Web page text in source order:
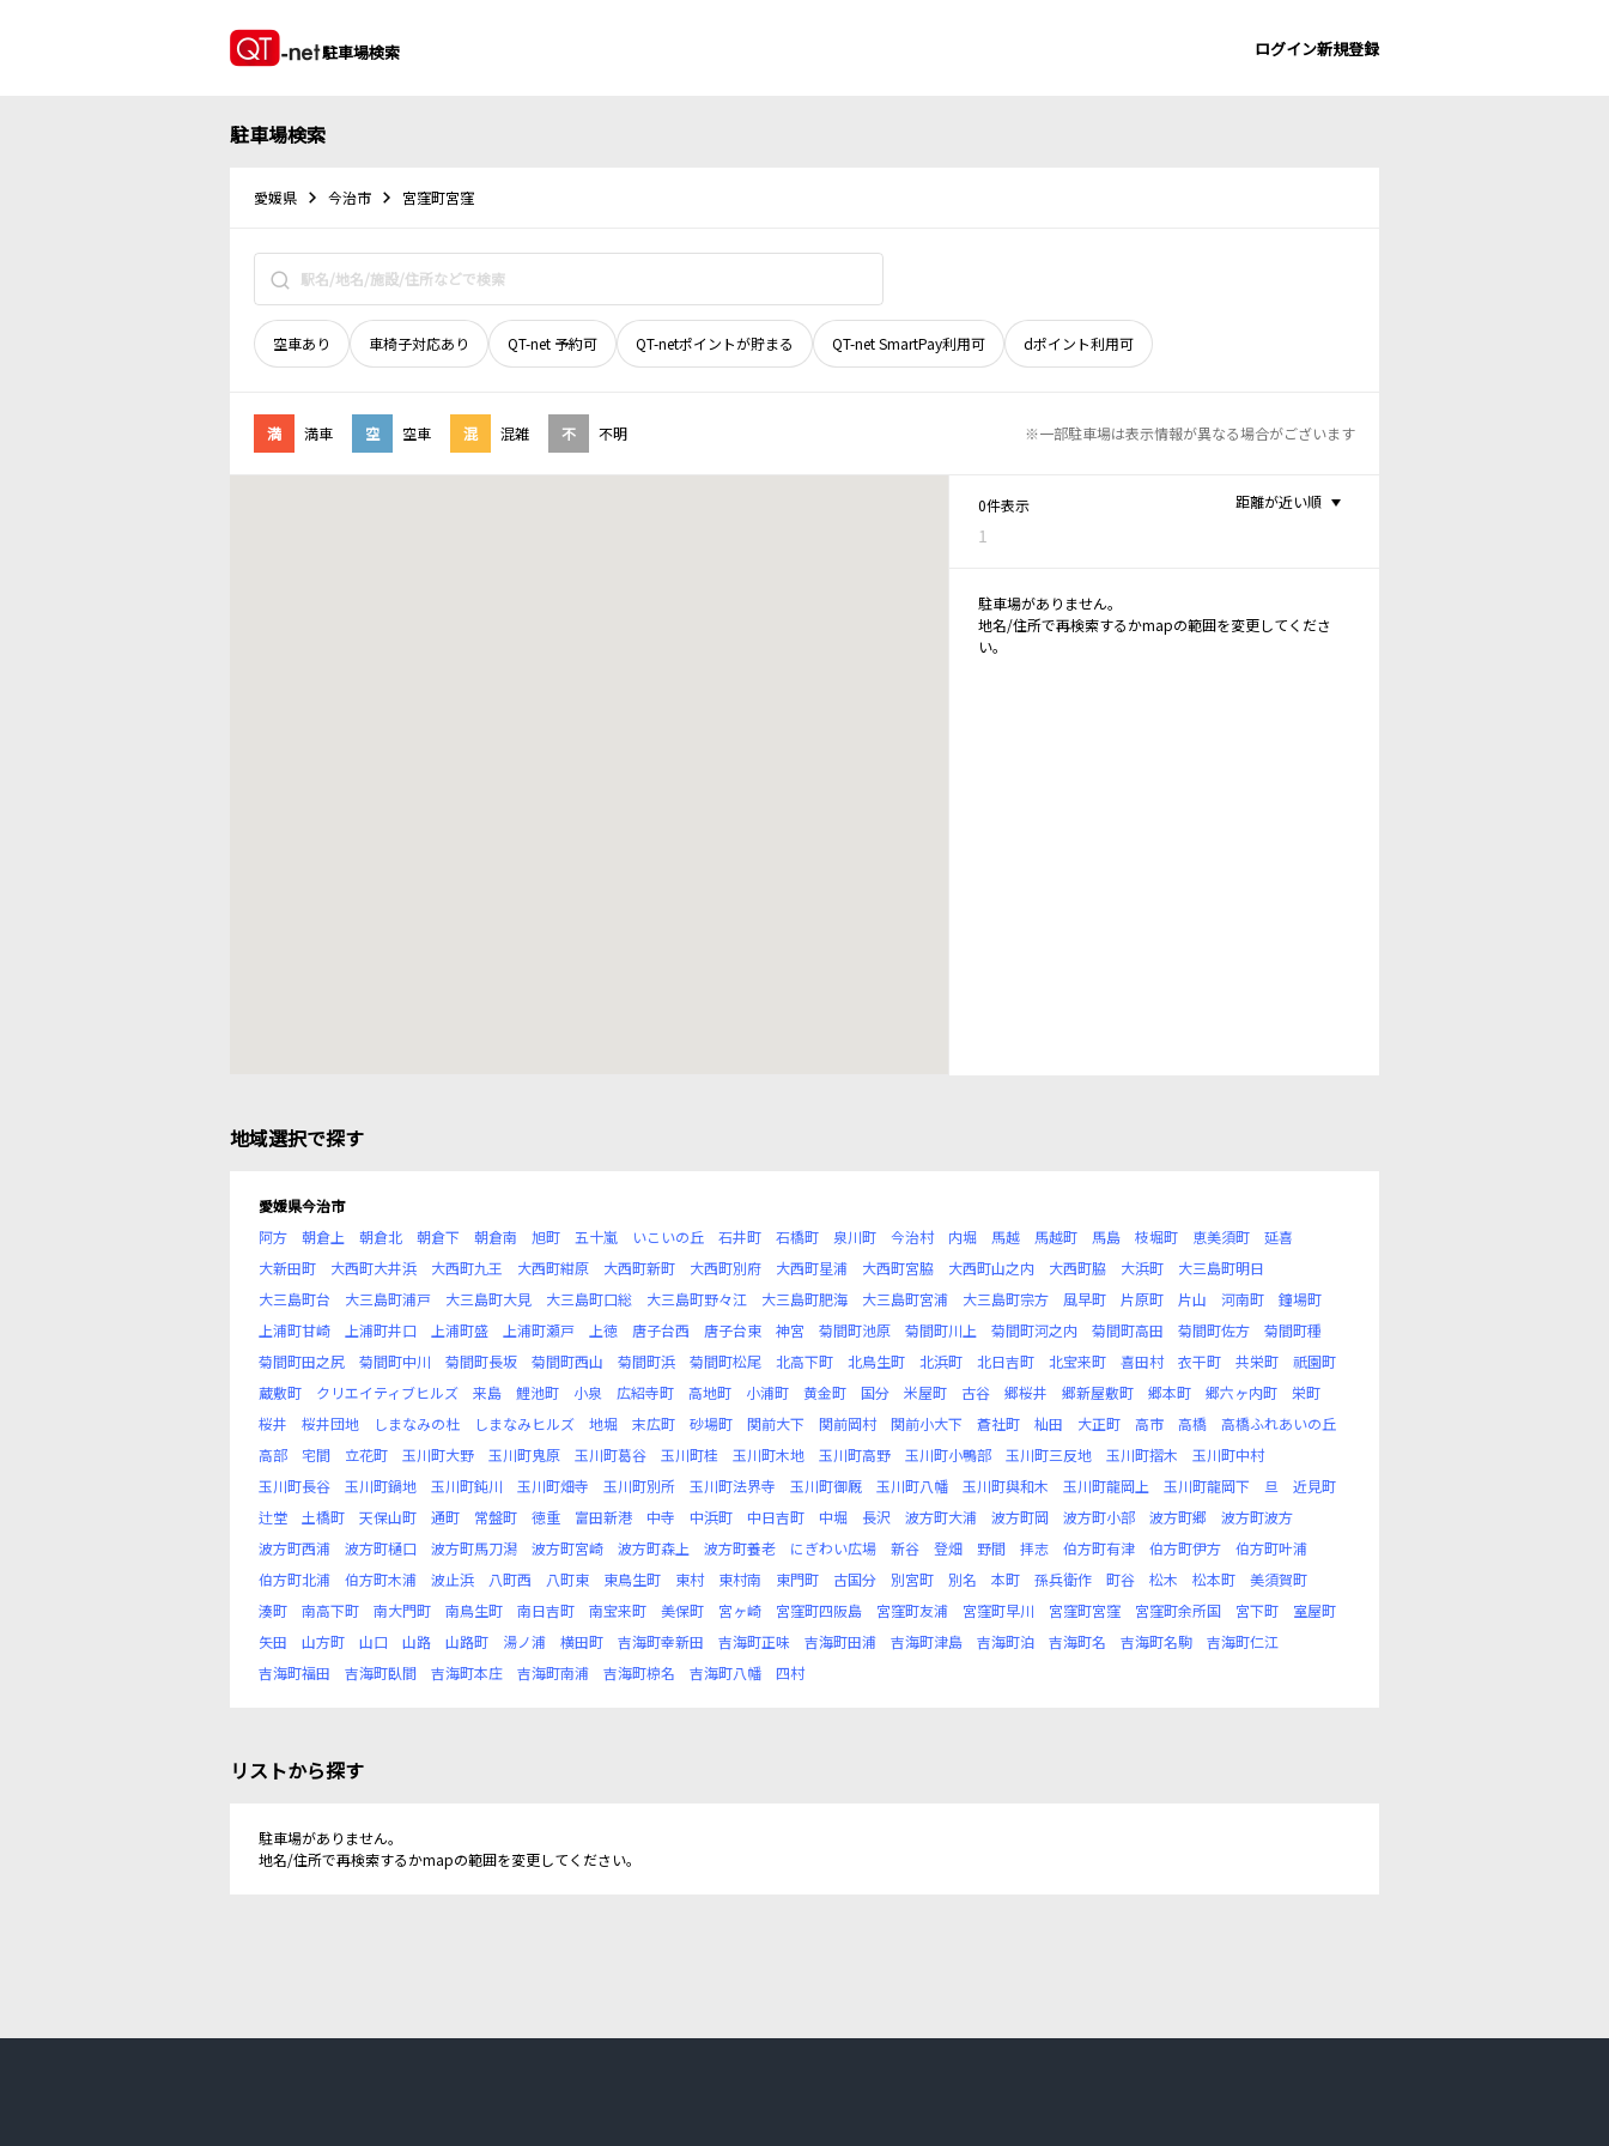
駐車場検索 ログイン新規登録
駐車場検索
愛媛県 今治市 宮窪町宮窪
空車あり 車椅子対応あり QT-net 予約可 QT-netポイントが貯まる QT-net SmartPay利用可 dポイント利用可
満 満車 空 空車 混 混雑 不 不明 ※一部駐車場は表示情報が異なる場合がございます
0件表示
1
距離が近い順
駐車場がありません。
地名/住所で再検索するかmapの範囲を変更してくださ
い。
地域選択で探す
愛媛県今治市
阿方
朝倉上 朝倉北 朝倉下 朝倉南 旭町 五十嵐 いこいの丘 石井町 石橋町 泉川町 今治村 内堀 馬越 馬越町 馬島 枝堀町 恵美須町
延喜
大新田町
大西町大井浜 大西町九王 大西町紺原 大西町新町 大西町別府 大西町星浦 大西町宮脇 大西町山之内 大西町脇 大浜町
大三島町明日
大三島町台
大三島町浦戸 大三島町大見 大三島町口総 大三島町野々江 大三島町肥海 大三島町宮浦 大三島町宗方 風早町 片原町 片山 河南町
鐘場町
上浦町甘崎
上浦町井口 上浦町盛 上浦町瀬戸 上徳 唐子台西 唐子台東 神宮 菊間町池原 菊間町川上 菊間町河之内 菊間町高田 菊間町佐方
菊間町種
菊間町田之尻
菊間町中川 菊間町長坂 菊間町西山 菊間町浜 菊間町松尾 北高下町 北鳥生町 北浜町 北日吉町 北宝来町 喜田村 衣干町 共栄町
祇園町
蔵敷町
クリエイティブヒルズ 来島 鯉池町 小泉 広紹寺町 高地町 小浦町 黄金町 国分 米屋町 古谷 郷桜井 郷新屋敷町 郷本町 郷六ヶ内町
栄町
桜井
桜井団地 しまなみの杜 しまなみヒルズ 地堀 末広町 砂場町 関前大下 関前岡村 関前小大下 蒼社町 杣田 大正町 高市 高橋
高橋ふれあいの丘
高部
宅間 立花町 玉川町大野 玉川町鬼原 玉川町葛谷 玉川町桂 玉川町木地 玉川町高野 玉川町小鴨部 玉川町三反地 玉川町摺木
玉川町中村
玉川町長谷
玉川町鍋地 玉川町鈍川 玉川町畑寺 玉川町別所 玉川町法界寺 玉川町御厩 玉川町八幡 玉川町與和木 玉川町龍岡上 玉川町龍岡下 旦
近見町
辻堂
土橋町 天保山町 通町 常盤町 徳重 富田新港 中寺 中浜町 中日吉町 中堀 長沢 波方町大浦 波方町岡 波方町小部 波方町郷
波方町波方
波方町西浦
波方町樋口 波方町馬刀潟 波方町宮崎 波方町森上 波方町養老 にぎわい広場 新谷 登畑 野間 拝志 伯方町有津 伯方町伊方
伯方町叶浦
伯方町北浦
伯方町木浦 波止浜 八町西 八町東 東鳥生町 東村 東村南 東門町 古国分 別宮町 別名 本町 孫兵衛作 町谷 松木 松本町
美須賀町
湊町
南高下町 南大門町 南鳥生町 南日吉町 南宝来町 美保町 宮ヶ崎 宮窪町四阪島 宮窪町友浦 宮窪町早川 宮窪町宮窪 宮窪町余所国 宮下町
室屋町
矢田
山方町 山口 山路 山路町 湯ノ浦 横田町 吉海町幸新田 吉海町正味 吉海町田浦 吉海町津島 吉海町泊 吉海町名 吉海町名駒
吉海町仁江
吉海町福田
吉海町臥間 吉海町本庄 吉海町南浦 吉海町椋名 吉海町八幡 四村
リストから探す
駐車場がありません。
地名/住所で再検索するかmapの範囲を変更してください。